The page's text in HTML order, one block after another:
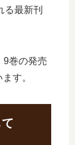
る最新刊
9巻の発売
す。